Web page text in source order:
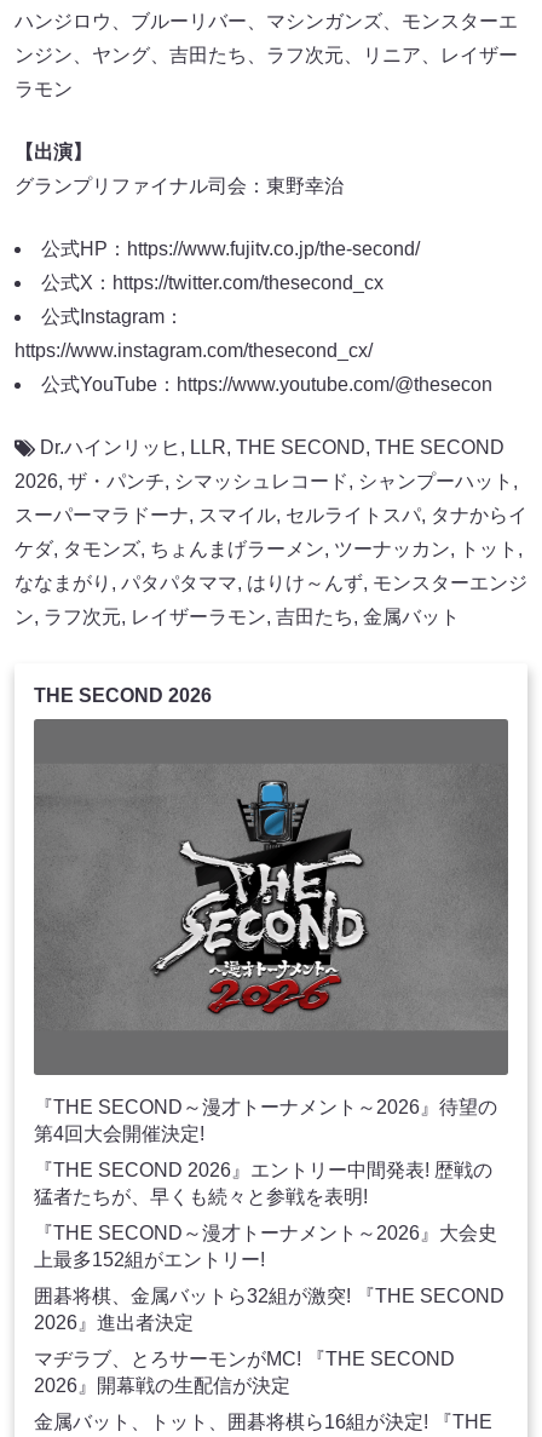
ハンジロウ、ブルーリバー、マシンガンズ、モンスターエ
ンジン、ヤング、吉田たち、ラフ次元、リニア、レイザー
ラモン
【出演】
グランプリファイナル司会：東野幸治
公式HP： https://www.fujitv.co.jp/the-second/
公式X： https://twitter.com/thesecond_cx
公式Instagram：
https://www.instagram.com/thesecond_cx/
公式YouTube： https://www.youtube.com/@thesecon
Dr.ハインリッヒ , LLR, THE SECOND, THE SECOND
2026, ザ・パンチ, シマッシュレコード, シャンプーハット ,
スーパーマラドーナ, スマイル, セルライトスパ, タナからイ
ケダ, タモンズ, ちょんまげラーメン, ツーナッカン, トット ,
ななまがり , パタパタママ, はりけ～んず, モンスターエンジ
ン, ラフ次元, レイザーラモン, 吉田たち, 金属バット
THE SECOND 2026
『THE SECOND～漫才トーナメント～2026』待望の
第4回大会開催決定!
『THE SECOND 2026』エントリー中間発表! 歴戦の
猛者たちが、早くも続々と参戦を表明!
『THE SECOND～漫才トーナメント～2026』大会史
上最多152組がエントリー!
囲碁将棋、金属バットら32組が激突! 『THE SECOND
2026』進出者決定
マヂラブ、とろサーモンがMC! 『THE SECOND
2026』開幕戦の生配信が決定
金属バット、トット、囲碁将棋ら16組が決定! 『THE